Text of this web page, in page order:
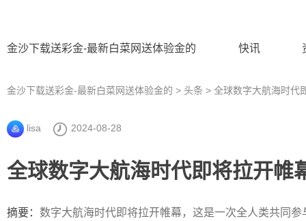
金沙下载送彩金-最新白菜网送体验金的 快讯
金沙下载送彩金-最新白菜网送体验金的 > 头条 > 全球数字大航海时代
lisa 2024-08-28
全球数字大航海时代即将拉开帷
摘要： 数字大航海时代即将拉开帷幕，这是一次全人类共同